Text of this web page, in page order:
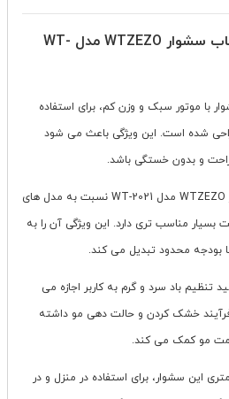
4 دلیل منطقی برای انتخاب سشوار WTZEZO مدل WT-
با موتور سبک و وزن کم، برای استفاده
شده است. این ویژگی باعث می شود
راحت و بدون خستگی باشد.
سشوار WTZEZO مدل WT-2021 نسبت به مدل های
بسیار مناسب تری دارد. این ویژگی آن را به
بودجه محدود تبدیل می کند.
تنظیم باد سرد و گرم به کاربر اجازه می
خشک کردن و حالت دهی مو داشته
مو کمک می کند.
سیم 1/30 متری این سشوار، برای استفاده در منزل و در